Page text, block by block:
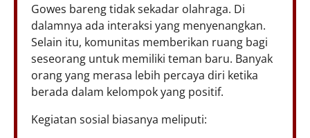
Gowes bareng tidak sekadar olahraga. Di
dalamnya ada interaksi yang menyenangkan.
Selain itu, komunitas memberikan ruang bagi
seseorang untuk memiliki teman baru. Banyak
orang yang merasa lebih percaya diri ketika
berada dalam kelompok yang positif.
Kegiatan sosial biasanya meliputi: